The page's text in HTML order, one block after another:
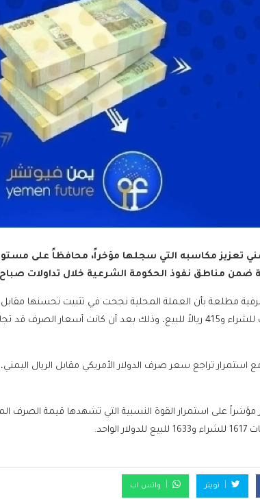
تعزيز مكاسبه التي سجلها مؤخراً، محافظاً على
ضمن مناطق نفوذ الحكومة الشرعية خلال تداولات صباح
مطلعة بأن العملة المحلية نجحت في تثبيت تحسنها
مؤشراً على استمرار القوة النسبية التي تشهدها قيمة الصرف
تويتر واتس اب